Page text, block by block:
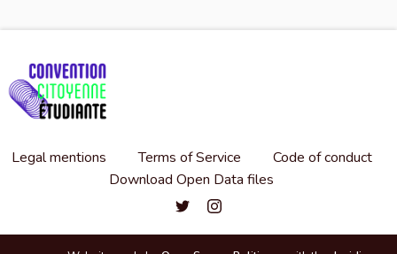
Legal mentions Terms of Service
Code of conduct
Download Open Data files
Convention citoyenne étudiante
Convention citoyenne